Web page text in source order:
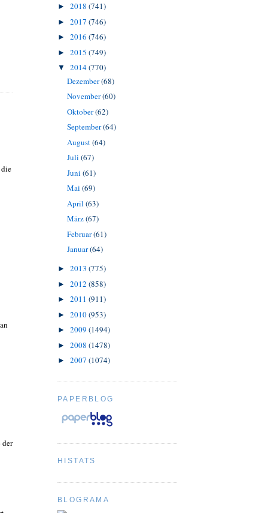
die
der
► 2018 (741)
► 2017 (746)
► 2016 (746)
► 2015 (749)
▼ 2014(770)
Dezember(68)
November(60)
Oktober(62)
September(64)
August(64)
Juli (67)
Juni (61)
Mai (69)
April (63)
März(67)
Februar(61)
Januar(64)
► 2013 (775)
► 2012 (858)
► 2011 (911)
► 2010(953)
► 2009 (1494)
► 2008 (1478)
► 2007 (1074)
PAPERBLOG
HISTATS
BLOGRAMA